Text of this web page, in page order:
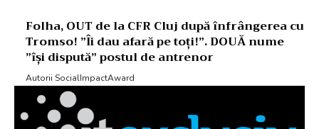
Folha, OUT de la CFR Cluj după înfrângerea cu
Tromso! ”Îi dau afară pe toți!”. DOUĂ nume
”își dispută” postul de antrenor
Autorii SocialImpactAward